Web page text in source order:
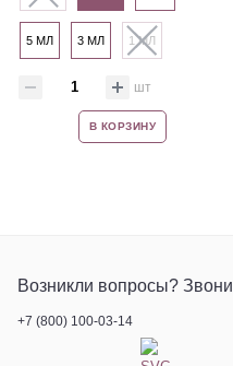
5 МЛ 3 МЛ 1 МЛ
шт
В КОРЗИНУ
Возникли вопросы? Звони
+7 (800) 100-03-14